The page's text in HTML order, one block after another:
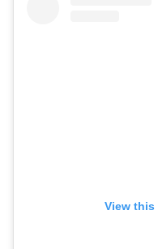
View this